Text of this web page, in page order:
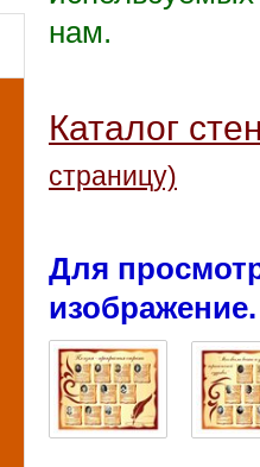
нам.
Каталог
страницу)
Для
изображение.